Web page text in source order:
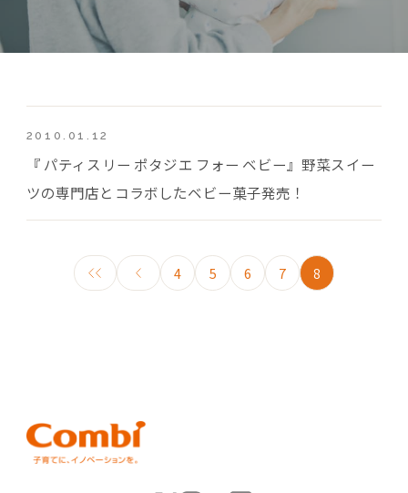
2010.01.12
『 パティスリー ポタジエ フォー ベビー』野菜スイー
ツの専門店とコラボしたベビー菓子発売！
4 5 6 7 8